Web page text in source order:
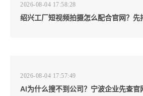
2026-08-04 17:58:28
绍兴工厂短视频拍摄怎么配合官网？先
2026-08-04 17:57:49
AI为什么搜不到公司？宁波企业先查官